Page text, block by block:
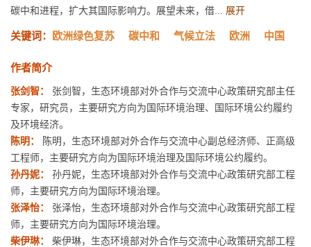
碳中和进程，扩大其国际影响力。展望未来，借... 展开
关键词： 欧洲绿色复苏 碳中和 气候立法 欧洲 中国
作者简介
张剑智：
张剑智，生态环境部对外合作与交流中心政策研究部主任
专家，研究员，主要研究方向为国际环境治理、国际环境公约履约
及环境经济。
陈明：
陈明，生态环境部对外合作与交流中心副总经济师、正高级
工程师，主要研究方向为国际环境治理及国际环境公约履约。
孙丹妮：
孙丹妮，生态环境部对外合作与交流中心政策研究部工程
师，主要研究方向为国际环境治理。
张泽怡：
张泽怡，生态环境部对外合作与交流中心政策研究部工程
师，主要研究方向为国际环境治理。
柴伊琳：
柴伊琳，生态环境部对外合作与交流中心政策研究部工程